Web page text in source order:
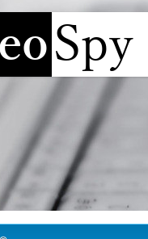
Программа